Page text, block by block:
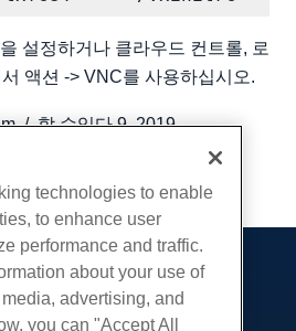
설정하거나 클라우드 컨트롤, 로
액션 -> VNC를 사용하십시오.
/할 수있다 9, 2019
technologies to enable
to enhance user
performance and traffic.
about your use of
advertising, and
you can "Accept All